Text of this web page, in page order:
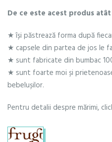
De ce este acest produs
★ își păstrează forma după
★ capsele din partea de jos le
★ sunt fabricate din bumbac
★ sunt foarte moi și
bebelușilor.
Pentru detalii despre mărimi,